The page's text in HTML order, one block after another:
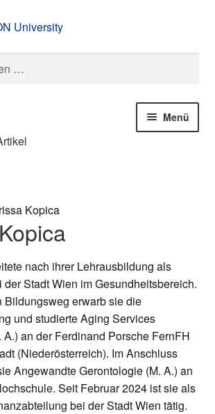
Menü
Kopica
nach ihrer Lehrausbildung als
der Stadt Wien im Gesundheitsbereich.
Bildungsweg erwarb sie die
und studierte Aging Services
A.) an der Ferdinand Porsche FernFH
(Niederösterreich). Im Anschluss
Angewandte Gerontologie (M. A.) an
Seit Februar 2024 ist sie als
bei der Stadt Wien tätig.